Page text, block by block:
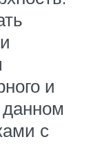
и
данном
с